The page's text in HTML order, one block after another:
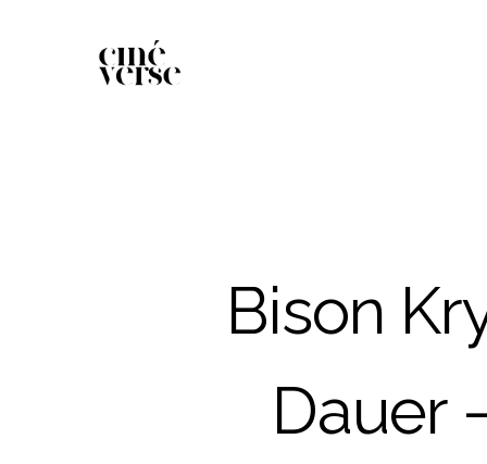
Bison
Dauer